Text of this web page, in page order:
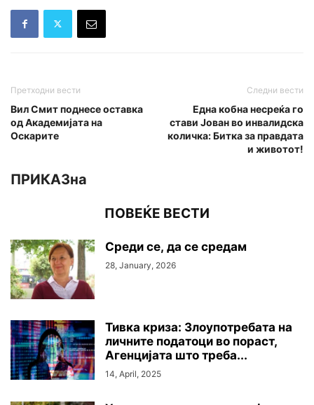
Претходни вести
Вил Смит поднесе оставка
од Академијата на
Оскарите
Следни вести
Една кобна несреќа го
стави Јован во инвалидска
количка: Битка за правдата
и животот!
ПРИКАЗна
ПОВЕЌЕ ВЕСТИ
Среди се, да се средам
28, January, 2026
Тивка криза: Злоупотребата на
личните податоци во пораст,
Агенцијата што треба...
14, April, 2025